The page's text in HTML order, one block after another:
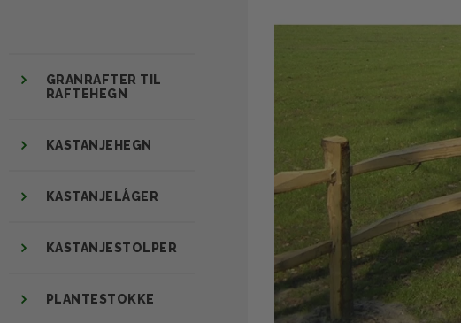
GRANRAFTER TIL
RAFTEHEGN
KASTANJEHEGN
KASTANJELÅGER
KASTANJESTOLPER
PLANTESTOKKE